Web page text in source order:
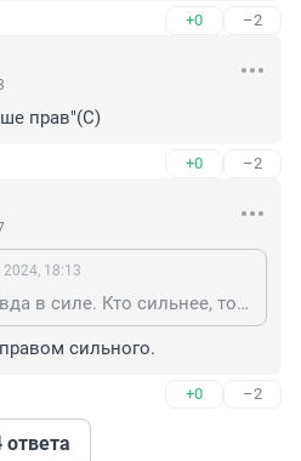
+0 –2
прав"(С)
+0 –2
2024, 18:13
Запомни, карма, правда в силе. Кто сильнее, тот и прав.
сильного.
+0 –2